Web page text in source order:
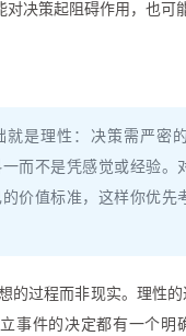
对决策起阻碍作用，也可
就是理性：决策需严密
而不是凭感觉或经验。
价值标准，这样你优先
的过程而非现实。理性
事件的决定都有一个明